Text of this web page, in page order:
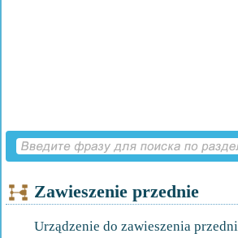
Zawieszenie przednie
Urządzenie do zawieszenia